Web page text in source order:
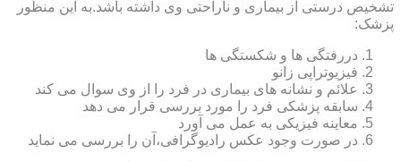
تشخیص درستی از بیماری و ناراحتی وی داشته باشد.به این منظور
پزشک:
دررفتگی ها و شکستگی ها
فیزیوتراپی زانو
علائم و نشانه های بیماری در فرد را از وی سوال می کند
سابقه پزشکی فرد را مورد بررسی قرار می دهد
معاینه فیزیکی به عمل می آورد
در صورت وجود عکس رادیوگرافی،آن را بررسی می‎ نماید